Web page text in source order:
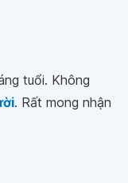
tuổi. Không
. Rất mong nhận